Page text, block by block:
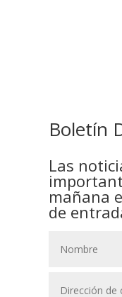
Boletín
Las
mañana
de